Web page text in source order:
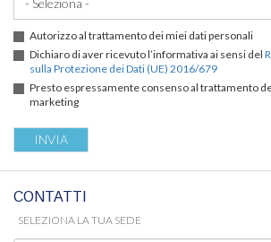
Autorizzo al trattamento dei miei dati personali
Dichiaro di aver ricevuto l’informativa ai sensi del
sulla Protezione dei Dati (UE) 2016/679
Presto espressamente consenso al trattamento
marketing
CONTATTI
SELEZIONA LA TUA SEDE